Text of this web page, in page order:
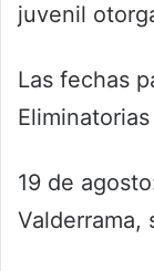
juvenil
Las fechas
19 de
Valderrama,